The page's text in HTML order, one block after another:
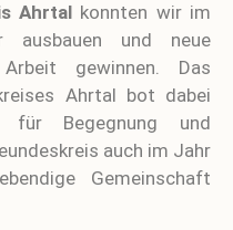
Ahrtal konnten wir im
ausbauen und neue
gewinnen. Das
Ahrtal bot dabei
für Begegnung und
auch im Jahr
Gemeinschaft